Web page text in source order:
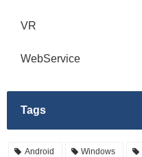
VR
WebService
Tags
Android Windows